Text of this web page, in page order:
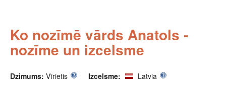
Ko nozīmē vārds Anatols -
nozīme un izcelsme
Dzimums: Vīrietis Izcelsme: Latvia